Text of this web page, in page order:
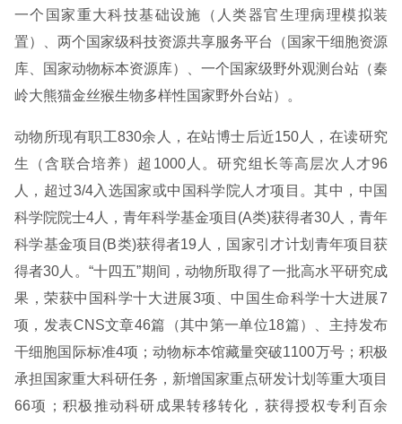
一个国家重大科技基础设施（人类器官生理病理模拟装
置）、两个国家级科技资源共享服务平台（国家干细胞资源
库、国家动物标本资源库）、一个国家级野外观测台站（秦
岭大熊猫金丝猴生物多样性国家野外台站）。
动物所现有职工830余人，在站博士后近150人，在读研究
生（含联合培养）超1000人。研究组长等高层次人才96
人，超过3/4入选国家或中国科学院人才项目。其中，中国
科学院院士4人，青年科学基金项目(A类)获得者30人，青年
科学基金项目(B类)获得者19人，国家引才计划青年项目获
得者30人。“十四五”期间，动物所取得了一批高水平研究成
果，荣获中国科学十大进展3项、中国生命科学十大进展7
项，发表CNS文章46篇（其中第一单位18篇）、主持发布
干细胞国际标准4项；动物标本馆藏量突破1100万号；积极
承担国家重大科研任务，新增国家重点研发计划等重大项目
66项；积极推动科研成果转移转化，获得授权专利百余